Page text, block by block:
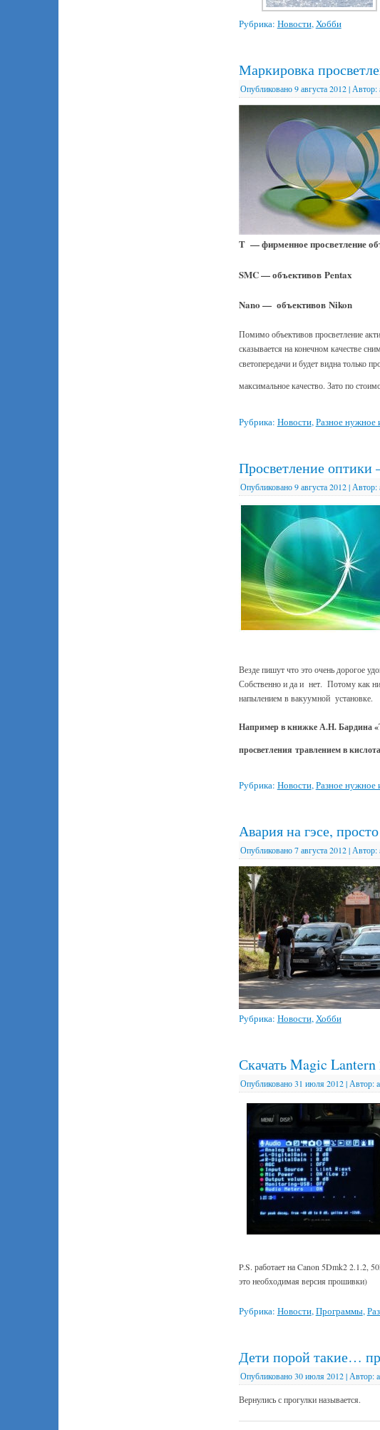
Рубрика: Новости,Хобби
Маркировка
Опубликовано 9 августа 2012| Автор:
T — фирменное просветление
SMC — объективов Pentax
Nano — объективов Nikon
Помимо объективов просветление
сказывается на конечном качестве
светопередачи и будет видна только
максимальное качество. Зато по
Рубрика: Новости,Разное нужное
Просветление
Опубликовано 9 августа 2012| Автор:
Везде пишут что это очень дорогое
Собственно и да и нет. Потому как
напылением в вакуумной установке.
Например в книжке А.Н. Бардина
просветления травлением в
Рубрика: Новости,Разное нужное
Авария на гэсе,
Опубликовано 7 августа 2012| Автор:
Рубрика: Новости,Хобби
Скачать Magic
Опубликовано 31 июля 2012| Автор:
P.S. работает на Canon 5Dmk2 2.1.2,
это необходимая версия прошивки)
Рубрика: Новости,Программы,
Дети порой такие…
Опубликовано 30 июля 2012| Автор:
Вернулись с прогулки называется.